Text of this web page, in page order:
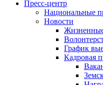
Пресс-центр
Национальные
Новости
График
Кадровая